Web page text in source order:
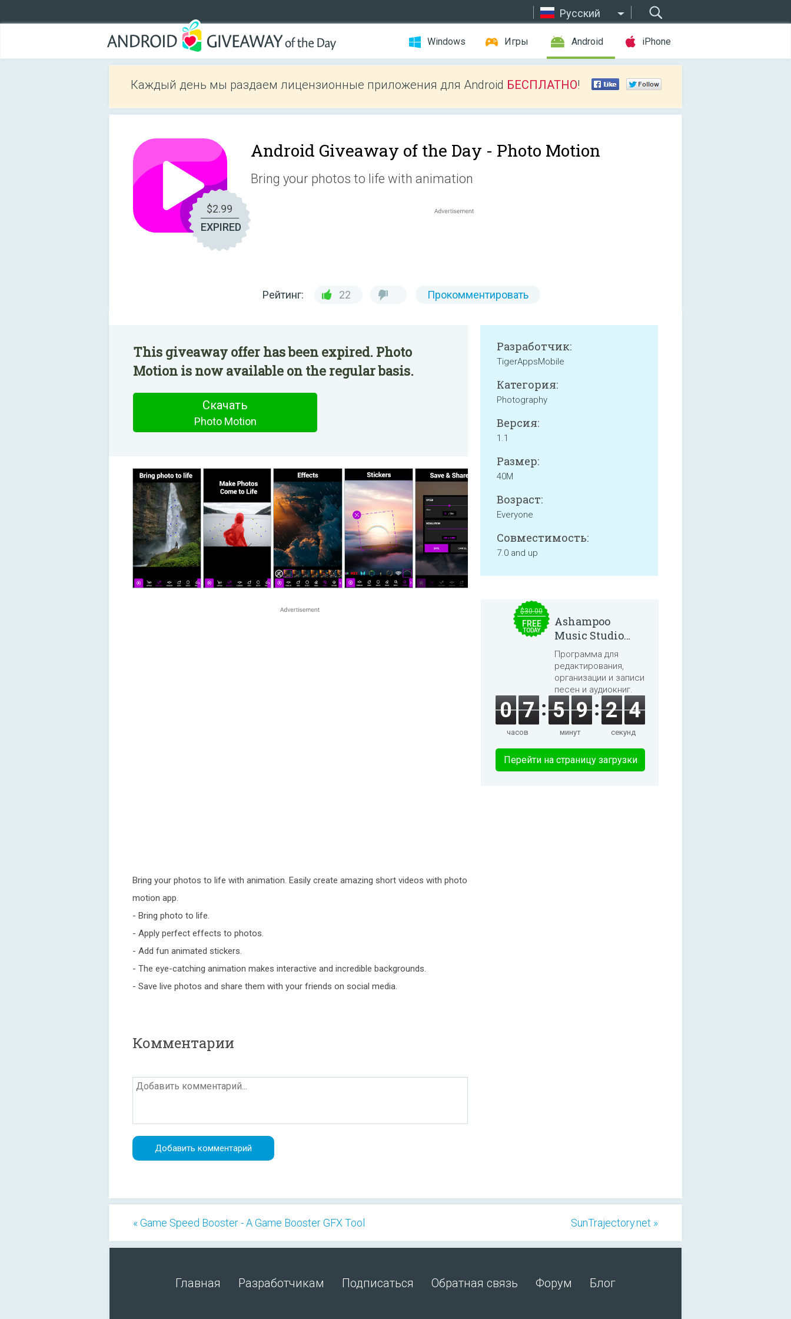
Русский
Windows Игры Android iPhone
Каждый день мы раздаем лицензионные приложения для Android БЕСПЛАТНО!
$2.99
EXPIRED
Android Giveaway of the Day - Photo Motion
Bring your photos to life with animation
Рейтинг: 22 Прокомментировать
This giveaway offer has been expired. Photo
Motion is now available on the regular basis.
Скачать
Photo Motion
Bring your photos to life with animation. Easily create amazing short videos with photo
motion app.
- Bring photo to life.
- Apply perfect effects to photos.
- Add fun animated stickers.
- The eye-catching animation makes interactive and incredible backgrounds.
- Save live photos and share them with your friends on social media.
Разработчик:
TigerAppsMobile
Категория:
Photography
Версия:
1.1
Размер:
40M
Возраст:
Everyone
Совместимость:
7.0 and up
Комментарии
$30.00
FREE
TODAY
Ashampoo
Music Studio
2025
Программа для
редактирования,
организации и записи
песен и аудиокниг.
0 7
часов
5 9
минут
2 3
секунд
Перейти на страницу загрузки
« Game Speed Booster - A Game Booster GFX Tool SunTrajectory.net »
Главная Разработчикам Подписаться Обратная связь Форум Блог